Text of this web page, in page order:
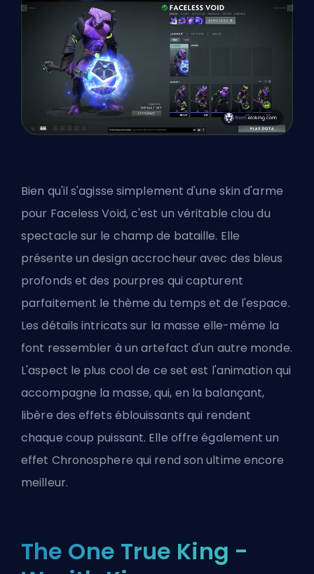
Bien qu'il s'agisse simplement d'une skin d'arme
pour Faceless Void, c'est un véritable clou du
spectacle sur le champ de bataille. Elle
présente un design accrocheur avec des bleus
profonds et des pourpres qui capturent
parfaitement le thème du temps et de l'espace.
Les détails intricats sur la masse elle-même la
font ressembler à un artefact d'un autre monde.
L'aspect le plus cool de ce set est l'animation qui
accompagne la masse, qui, en la balançant,
libère des effets éblouissants qui rendent
chaque coup puissant. Elle offre également un
effet Chronosphere qui rend son ultime encore
meilleur.
The One True King -